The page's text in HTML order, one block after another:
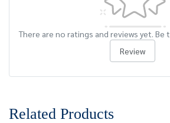
There are no ratings and reviews yet.
Review
Related Products